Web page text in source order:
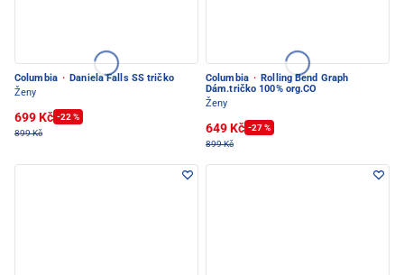
Columbia · Daniela Falls SS tričko
Ženy
699 Kč -22 %
899 Kč
Columbia · Rolling Bend Graph
Dám.tričko 100% org.CO
Ženy
649 Kč -27 %
899 Kč